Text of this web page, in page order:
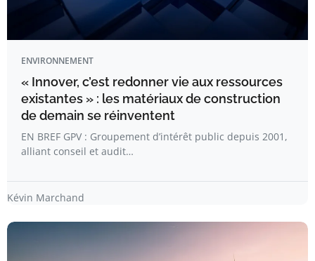
ENVIRONNEMENT
« Innover, c’est redonner vie aux ressources
existantes » : les matériaux de construction
de demain se réinventent
EN BREF GPV : Groupement d’intérêt public depuis 2001,
alliant conseil et audit…
Kévin Marchand